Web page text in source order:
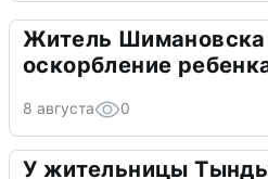
Житель Шимановска
оскорбление
8 августа 0
У жительницы